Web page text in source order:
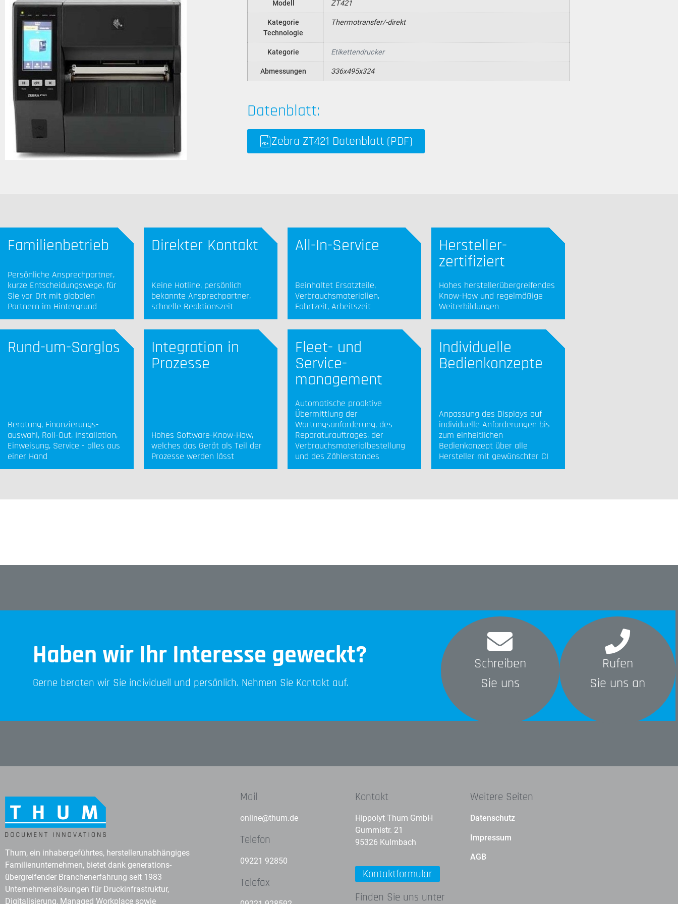
Modell ZT421
Kategorie
Technologie
Thermotransfer/-direkt
Kategorie Etikettendrucker
Abmessungen 336x495x324
Datenblatt:
Zebra ZT421 Datenblatt (PDF)
Familienbetrieb
Persönliche Ansprechpartner,
kurze Entscheidungswege, für
Sie vor Ort mit globalen
Partnern im Hintergrund
Direkter Kontakt
Keine Hotline, persönlich
bekannte Ansprechpartner,
schnelle Reaktionszeit
All-In-Service
Beinhaltet Ersatzteile,
Verbrauchsmaterialien,
Fahrtzeit, Arbeitszeit
Hersteller-
zertifiziert
Hohes herstellerübergreifendes
Know-How und regelmäßige
Weiterbildungen
Rund-um-Sorglos
Beratung, Finanzierungs-
auswahl, Roll-Out, Installation,
Einweisung, Service - alles aus
einer Hand
Integration in
Prozesse
Hohes Software-Know-How,
welches das Gerät als Teil der
Prozesse werden lässt
Fleet- und
Service-
management
Automatische proaktive
Übermittlung der
Wartungsanforderung, des
Reparaturauftrages, der
Verbrauchsmaterialbestellung
und des Zählerstandes
Individuelle
Bedienkonzepte
Anpassung des Displays auf
individuelle Anforderungen bis
zum einheitlichen
Bedienkonzept über alle
Hersteller mit gewünschter CI
Haben wir Ihr Interesse geweckt?
Gerne beraten wir Sie individuell und persönlich. Nehmen Sie Kontakt auf.
Schreiben
Sie uns
Rufen
Sie uns an
Thum, ein inhabergeführtes, herstellerunabhängiges
Familienunternehmen, bietet dank generations-
übergreifender Branchenerfahrung seit 1983
Unternehmenslösungen für Druckinfrastruktur,
Digitalisierung, Managed Workplace sowie
Mail
online@thum.de
Telefon
09221 92850
Telefax
Kontakt
Hippolyt Thum GmbH
Gummistr. 21
95326 Kulmbach
Kontaktformular
Finden Sie uns unter
Weitere Seiten
Datenschutz
Impressum
AGB